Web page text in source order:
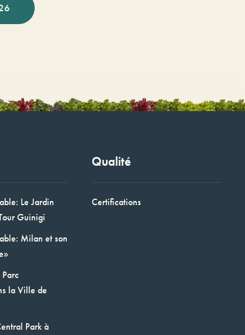
Le Jardin
Guinigi
Milan et son
la Ville de
Park à
Qualité
Certifications